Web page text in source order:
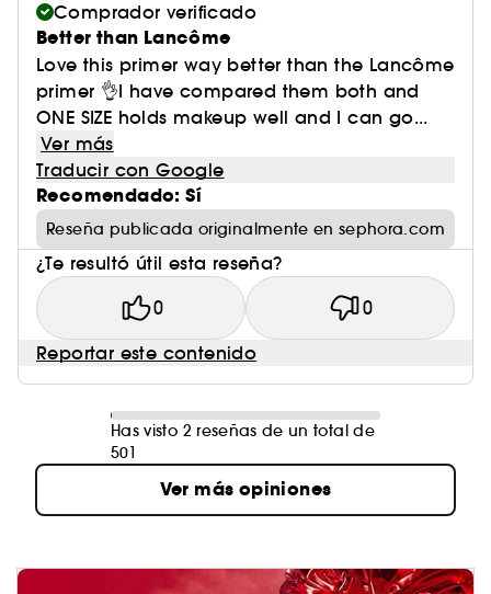
Comprador verificado
Better than Lancôme
Love this primer way better than the Lancôme
primer 👌I have compared them both and
ONE SIZE holds makeup well and I can go...
Ver más
Traducir con Google
Recomendado: Sí
Reseña publicada originalmente en sephora.com
¿Te resultó útil esta reseña?
0 0
Reportar este contenido
Has visto 2 reseñas de un total de
501
Ver más opiniones